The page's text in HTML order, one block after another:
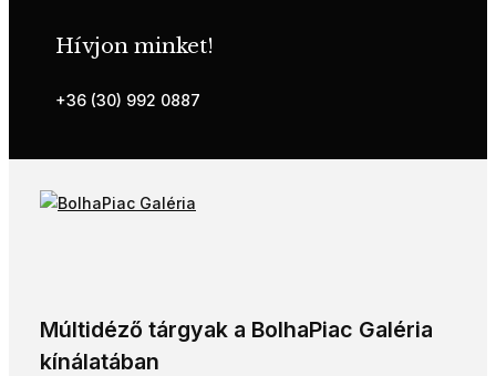
Hívjon minket!
+36 (30) 992 0887
Múltidéző tárgyak a BolhaPiac Galéria
kínálatában